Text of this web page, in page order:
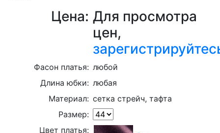
Цена: Для просмотра
цен,
Фасон платья: любой
Длина юбки: любая
Материал: сетка стрейч, тафта
Размер:
Цвет платья: